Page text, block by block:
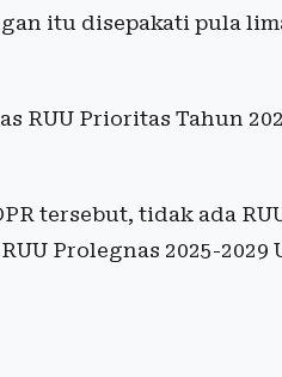
itu disepakati pula
RUU Prioritas Tahun
tersebut, tidak ada
Prolegnas 2025-2029